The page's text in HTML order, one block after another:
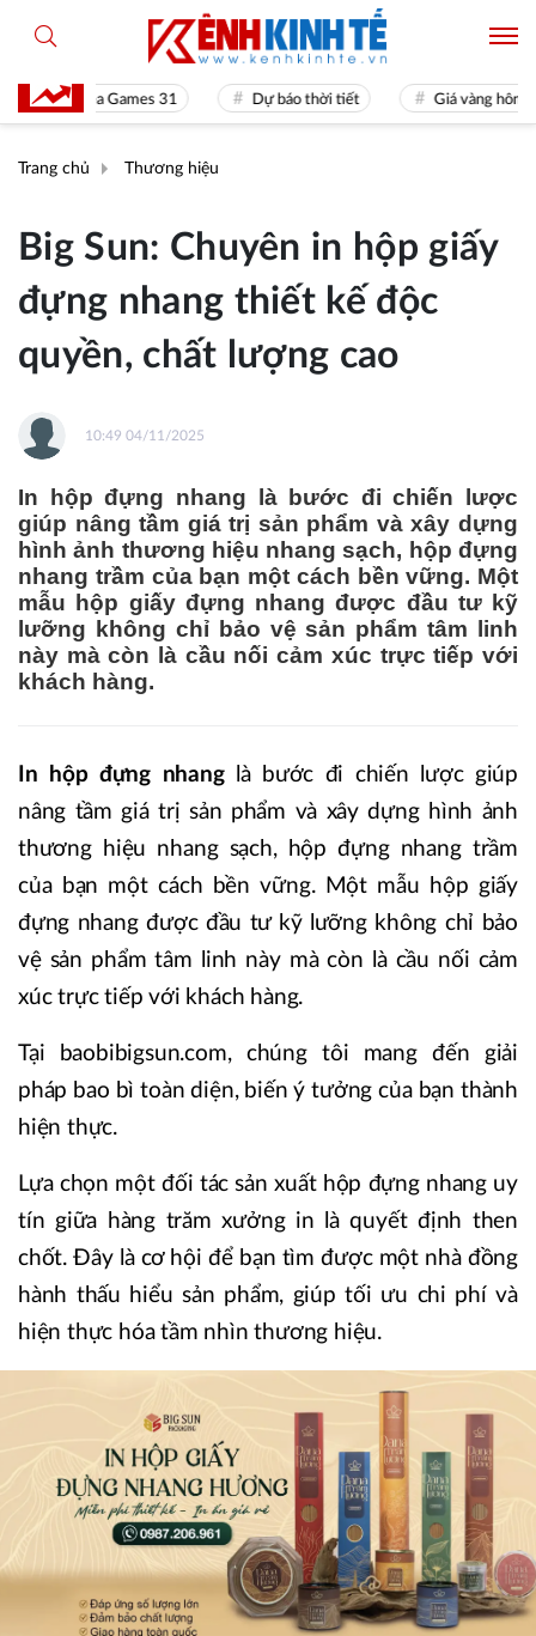
Sea Games 31 Dự báo thời tiết Giá vàng hôm nay
Trang chủ Thương hiệu
Big Sun: Chuyên in hộp giấy
đựng nhang thiết kế độc
quyền, chất lượng cao
10:49 04/11/2025
In hộp đựng nhang là bước đi chiến lược
giúp nâng tầm giá trị sản phẩm và xây dựng
hình ảnh thương hiệu nhang sạch, hộp đựng
nhang trầm của bạn một cách bền vững. Một
mẫu hộp giấy đựng nhang được đầu tư kỹ
lưỡng không chỉ bảo vệ sản phẩm tâm linh
này mà còn là cầu nối cảm xúc trực tiếp với
khách hàng.
In hộp đựng nhanglà bước đi chiến lược giúp
nâng tầm giá trị sản phẩm và xây dựng hình ảnh
thương hiệu nhang sạch, hộp đựng nhang trầm
của bạn một cách bền vững. Một mẫu hộp giấy
đựng nhang được đầu tư kỹ lưỡng không chỉ bảo
vệ sản phẩm tâm linh này mà còn là cầu nối cảm
xúc trực tiếp với khách hàng.
Tại baobibigsun.com, chúng tôi mang đến giải
pháp bao bì toàn diện, biến ý tưởng của bạn thành
hiện thực.
Lựa chọn một đối tác sản xuất hộp đựng nhang uy
tín giữa hàng trăm xưởng in là quyết định then
chốt. Đây là cơ hội để bạn tìm được một nhà đồng
hành thấu hiểu sản phẩm, giúp tối ưu chi phí và
hiện thực hóa tầm nhìn thương hiệu.